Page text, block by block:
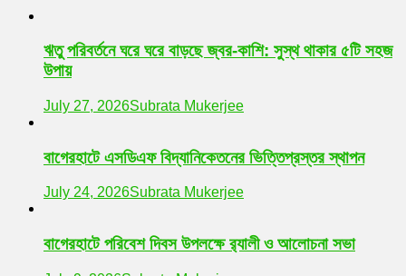
ঋতু পরিবর্তনে ঘরে ঘরে বাড়ছে জ্বর-কাশি: সুস্থ থাকার ৫টি সহজ
উপায়
July 27, 2026Subrata Mukerjee
বাগেরহাটে এসডিএফ বিদ্যানিকেতনের ভিত্তিপ্রস্তর স্থাপন
July 24, 2026Subrata Mukerjee
বাগেরহাটে পরিবেশ দিবস উপলক্ষে র‌্যালী ও আলোচনা সভা